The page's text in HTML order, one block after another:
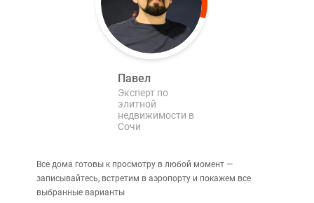
Павел
Эксперт по
элитной
недвижимости в
Сочи
Все дома готовы к просмотру в любой момент —
записывайтесь, встретим в аэропорту и покажем все
выбранные варианты